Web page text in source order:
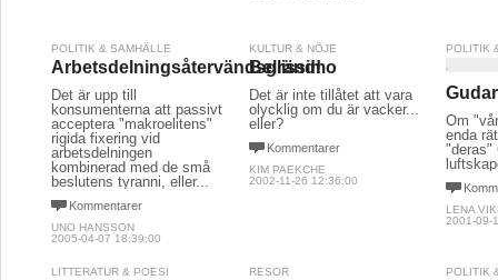
POLITIK & SAMHÄLLE
Arbetsdelningsåtervändsgränd!
Det är upp till
konsumenterna att passivt
acceptera "makroelitens"
rigida fixering vid
arbetsdelningen
kombinerad med de små
beslutens tyranni, eller...
Kommentarer
UNO HANSSON
2005-04-07 18:39:00
KULTUR & NÖJE
Bellissimo
Det är inte tillåtet att vara
olycklig om du är vacker...
eller?
Kommentarer
KIM PAEKCHE
2002-11-26 12:36:00
POLITIK
Om
enda
"deras"
LENA
2001-09-
LITTERATUR & POESI RESOR POLITIK